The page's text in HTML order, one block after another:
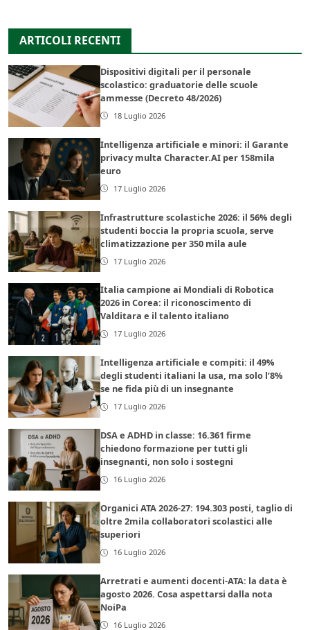
ARTICOLI RECENTI
Dispositivi digitali per il personale
scolastico: graduatorie delle scuole
ammesse (Decreto 48/2026)
18 Luglio 2026
Intelligenza artificiale e minori: il Garante
privacy multa Character.AI per 158mila
euro
17 Luglio 2026
Infrastrutture scolastiche 2026: il 56% degli
studenti boccia la propria scuola, serve
climatizzazione per 350 mila aule
17 Luglio 2026
Italia campione ai Mondiali di Robotica
2026 in Corea: il riconoscimento di
Valditara e il talento italiano
17 Luglio 2026
Intelligenza artificiale e compiti: il 49%
degli studenti italiani la usa, ma solo l’8%
se ne fida più di un insegnante
17 Luglio 2026
DSA e ADHD in classe: 16.361 firme
chiedono formazione per tutti gli
insegnanti, non solo i sostegni
16 Luglio 2026
Organici ATA 2026-27: 194.303 posti, taglio di
oltre 2mila collaboratori scolastici alle
superiori
16 Luglio 2026
Arretrati e aumenti docenti-ATA: la data è
agosto 2026. Cosa aspettarsi dalla nota
NoiPa
16 Luglio 2026